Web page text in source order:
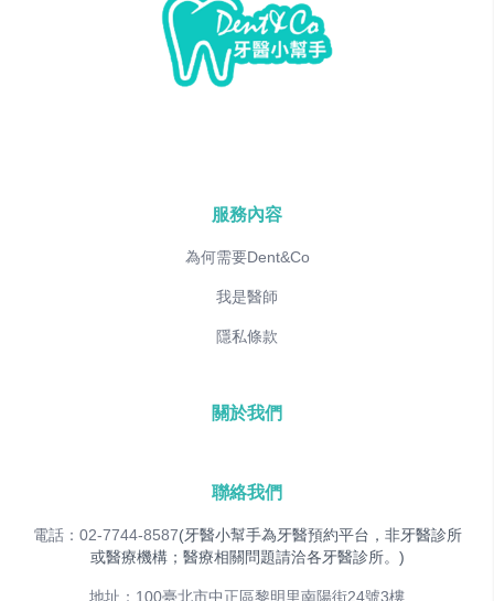
服務內容
為何需要Dent&Co
我是醫師
隱私條款
關於我們
聯絡我們
電話：02-7744-8587(牙醫小幫手為牙醫預約平台，非牙醫診所
或醫療機構；醫療相關問題請洽各牙醫診所。)
地址：100臺北市中正區黎明里南陽街24號3樓